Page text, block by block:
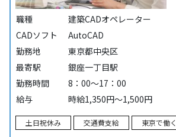
職種
建築CADオペレーター
CADソフト
AutoCAD
勤務地
東京都中央区
最寄駅
銀座一丁目駅
勤務時間
8：00～17：00
給与
時給1,350円～1,500円
土日祝休み 交通費支給 東京で働く